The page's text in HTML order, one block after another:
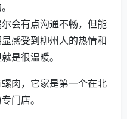
会有点沟通不畅，但能
感受到柳州人的热情和
是很温暖。
肉，它家是第一个在北
门店。